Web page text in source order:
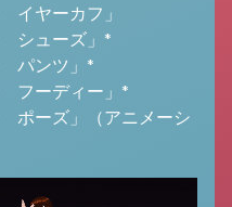
イヤーカフ」
シューズ」*
パンツ」*
フーディー」*
ポーズ」（アニメーシ